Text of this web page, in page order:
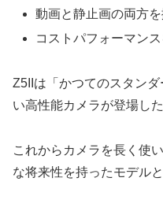
動画と静止画の両方
コストパフォーマン
Z5IIは「かつてのスタン
い高性能カメラが登場し
これからカメラを長く使
な将来性を持ったモデル